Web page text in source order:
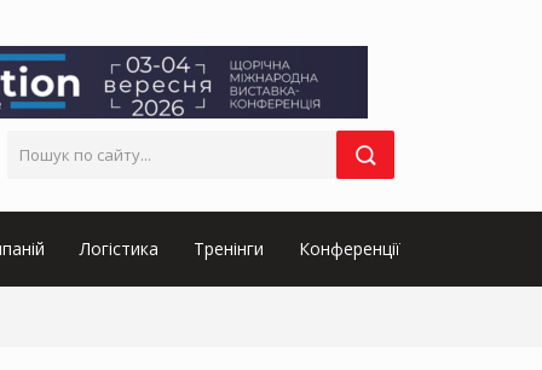
Логістика Тренінги Конференції